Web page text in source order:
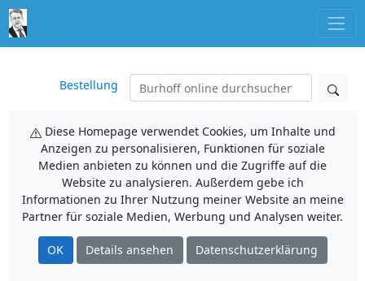
Bestellung
Diese Homepage verwendet Cookies, um Inhalte und
Anzeigen zu personalisieren, Funktionen für soziale
Medien anbieten zu können und die Zugriffe auf die
Website zu analysieren. Außerdem gebe ich
Informationen zu Ihrer Nutzung meiner Website an meine
Partner für soziale Medien, Werbung und Analysen weiter.
OK Details ansehen Datenschutzerklärung